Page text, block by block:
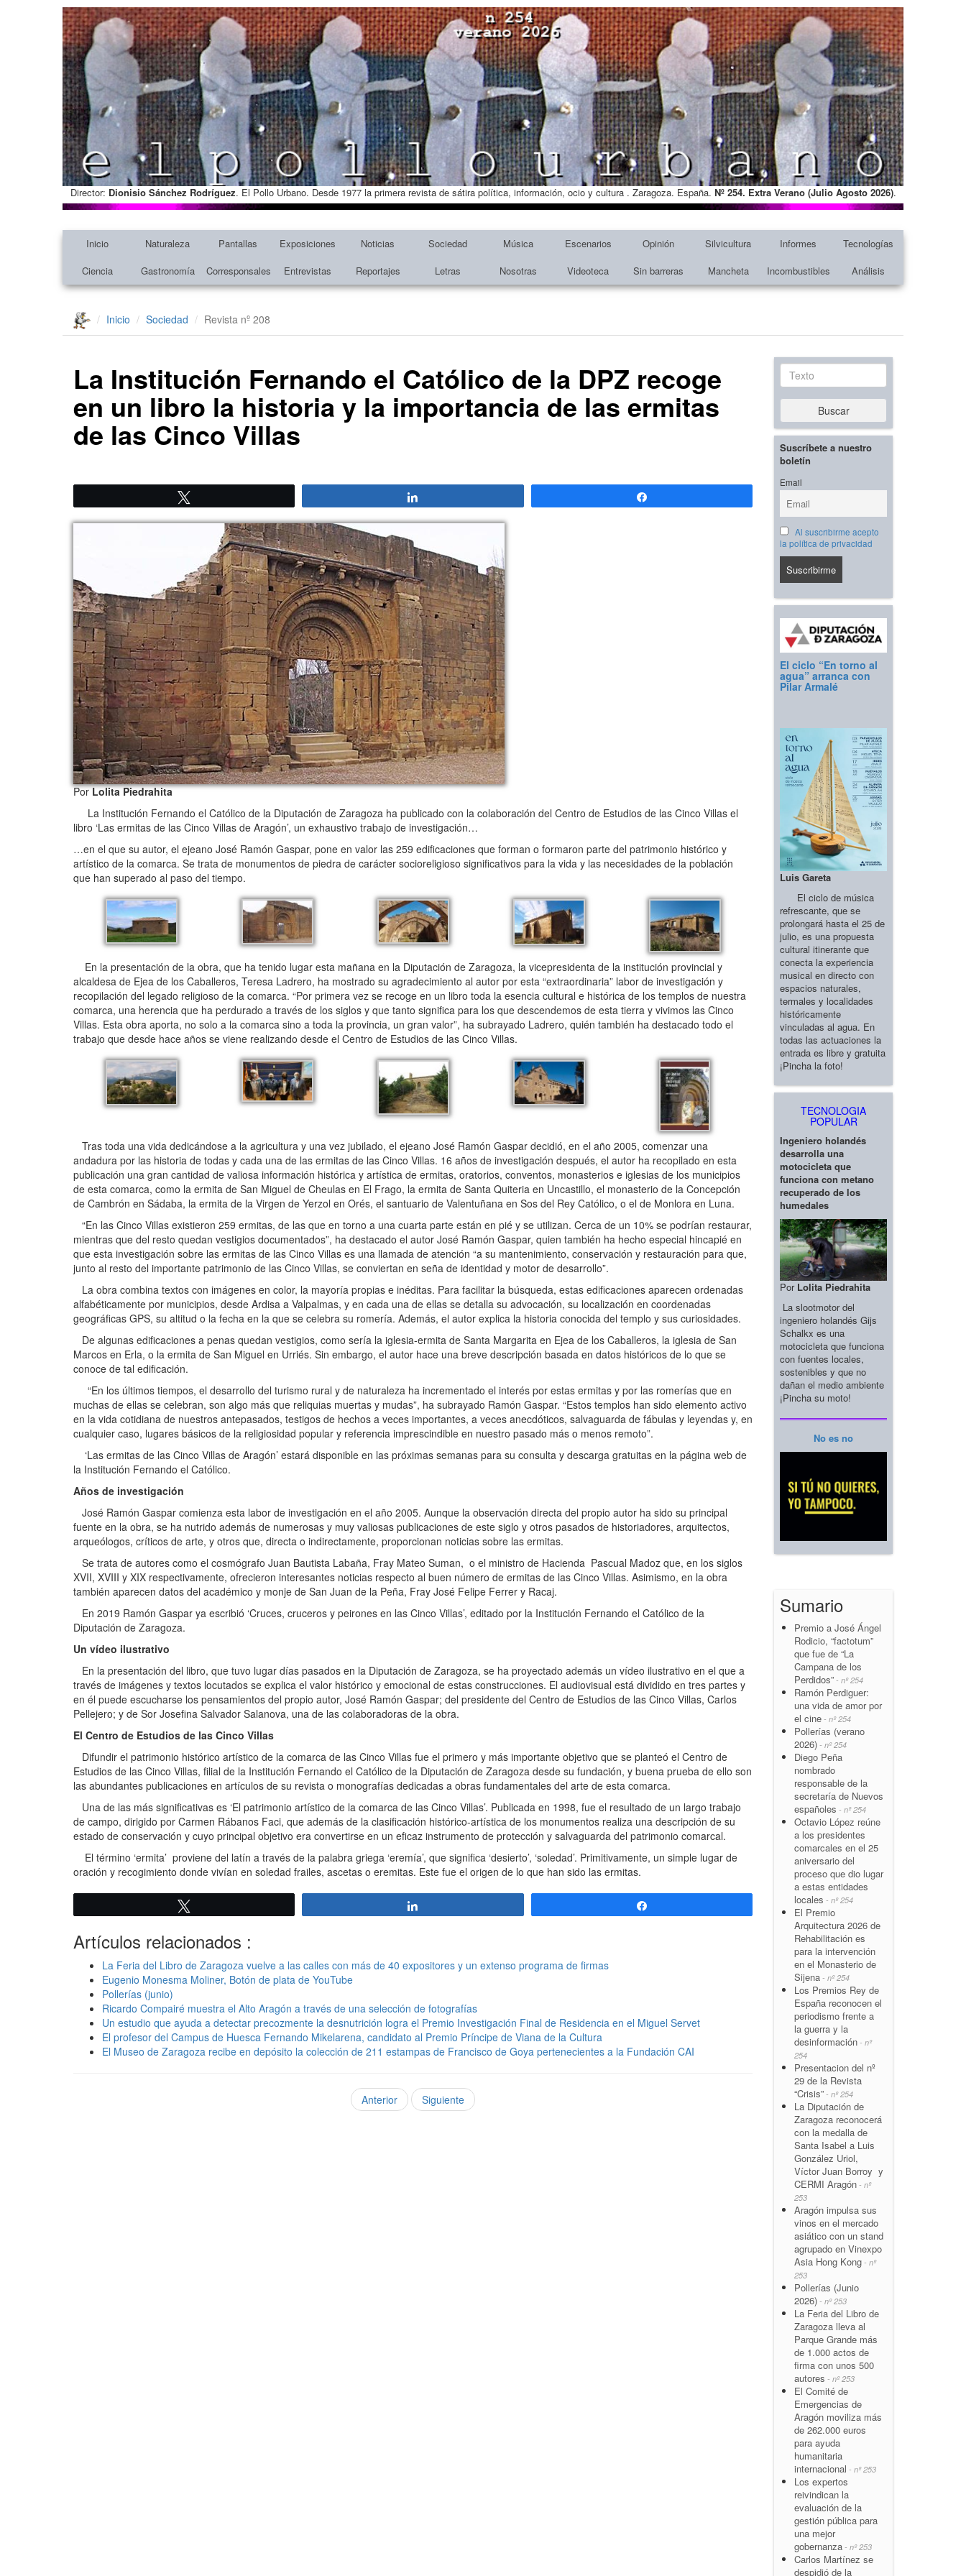
Director: Dionisio Sánchez Rodríguez. El Pollo Urbano. Desde 1977 la primera revista de sátira política, información, ocio y cultura . Zaragoza. España. Nº 254. Extra Verano (Julio Agosto 2026).
Inicio Naturaleza Pantallas Exposiciones Noticias Sociedad Música Escenarios Opinión Silvicultura Informes
Tecnologías
Ciencia
Gastronomía Corresponsales Entrevistas Reportajes Letras Nosotras Videoteca Sin barreras Mancheta Incombustibles Análisis
Inicio Sociedad Revista nº 208
La Institución Fernando el Católico de la DPZ recoge
en un libro la historia y la importancia de las ermitas
de las Cinco Villas
PorLolita Piedrahita
La Institución Fernando el Católico de la Diputación de Zaragoza ha publicado con la colaboración del Centro de Estudios de las Cinco Villas el
libro ‘Las ermitas de las Cinco Villas de Aragón’, un exhaustivo trabajo de investigación…
…en el que su autor, el ejeano José Ramón Gaspar, pone en valor las 259 edificaciones que forman o formaron parte del patrimonio histórico y
artístico de la comarca. Se trata de monumentos de piedra de carácter socioreligioso significativos para la vida y las necesidades de la población
que han superado al paso del tiempo.
En la presentación de la obra, que ha tenido lugar esta mañana en la Diputación de Zaragoza, la vicepresidenta de la institución provincial y
alcaldesa de Ejea de los Caballeros, Teresa Ladrero, ha mostrado su agradecimiento al autor por esta “extraordinaria” labor de investigación y
recopilación del legado religioso de la comarca. “Por primera vez se recoge en un libro toda la esencia cultural e histórica de los templos de nuestra
comarca, una herencia que ha perdurado a través de los siglos y que tanto significa para los que descendemos de esta tierra y vivimos las Cinco
Villas. Esta obra aporta, no solo a la comarca sino a toda la provincia, un gran valor”, ha subrayado Ladrero, quién también ha destacado todo el
trabajo que desde hace años se viene realizando desde el Centro de Estudios de las Cinco Villas.
Tras toda una vida dedicándose a la agricultura y una vez jubilado, el ejeano José Ramón Gaspar decidió, en el año 2005, comenzar una
andadura por las historia de todas y cada una de las ermitas de las Cinco Villas. 16 años de investigación después, el autor ha recopilado en esta
publicación una gran cantidad de valiosa información histórica y artística de ermitas, oratorios, conventos, monasterios e iglesias de los municipios
de esta comarca, como la ermita de San Miguel de Cheulas en El Frago, la ermita de Santa Quiteria en Uncastillo, el monasterio de la Concepción
de Cambrón en Sádaba, la ermita de la Virgen de Yerzol en Orés, el santuario de Valentuñana en Sos del Rey Católico, o el de Monlora en Luna.
“En las Cinco Villas existieron 259 ermitas, de las que en torno a una cuarta parte están en pié y se utilizan. Cerca de un 10% se podrían restaurar,
mientras que del resto quedan vestigios documentados”, ha destacado el autor José Ramón Gaspar, quien también ha hecho especial hincapié en
que esta investigación sobre las ermitas de las Cinco Villas es una llamada de atención “a su mantenimiento, conservación y restauración para que,
junto al resto del importante patrimonio de las Cinco Villas, se conviertan en seña de identidad y motor de desarrollo”.
La obra combina textos con imágenes en color, la mayoría propias e inéditas. Para facilitar la búsqueda, estas edificaciones aparecen ordenadas
alfabéticamente por municipios, desde Ardisa a Valpalmas, y en cada una de ellas se detalla su advocación, su localización en coordenadas
geográficas GPS, su altitud o la fecha en la que se celebra su romería. Además, el autor explica la historia conocida del templo y sus curiosidades.
De algunas edificaciones a penas quedan vestigios, como sería la iglesia-ermita de Santa Margarita en Ejea de los Caballeros, la iglesia de San
Marcos en Erla, o la ermita de San Miguel en Urriés. Sin embargo, el autor hace una breve descripción basada en datos históricos de lo que se
conoce de tal edificación.
“En los últimos tiempos, el desarrollo del turismo rural y de naturaleza ha incrementado el interés por estas ermitas y por las romerías que en
muchas de ellas se celebran, son algo más que reliquias muertas y mudas”, ha subrayado Ramón Gaspar. “Estos templos han sido elemento activo
en la vida cotidiana de nuestros antepasados, testigos de hechos a veces importantes, a veces anecdóticos, salvaguarda de fábulas y leyendas y, en
cualquier caso, lugares básicos de la religiosidad popular y referencia imprescindible en nuestro pasado más o menos remoto”.
‘Las ermitas de las Cinco Villas de Aragón’ estará disponible en las próximas semanas para su consulta y descarga gratuitas en la página web de
la Institución Fernando el Católico.
Años de investigación
José Ramón Gaspar comienza esta labor de investigación en el año 2005. Aunque la observación directa del propio autor ha sido su principal
fuente en la obra, se ha nutrido además de numerosas y muy valiosas publicaciones de este siglo y otros pasados de historiadores, arquitectos,
arqueólogos, críticos de arte, y otros que, directa o indirectamente, proporcionan noticias sobre las ermitas.
Se trata de autores como el cosmógrafo Juan Bautista Labaña, Fray Mateo Suman, o el ministro de Hacienda Pascual Madoz que, en los siglos
XVII, XVIII y XIX respectivamente, ofrecieron interesantes noticias respecto al buen número de ermitas de las Cinco Villas. Asimismo, en la obra
también aparecen datos del académico y monje de San Juan de la Peña, Fray José Felipe Ferrer y Racaj.
En 2019 Ramón Gaspar ya escribió ‘Cruces, cruceros y peirones en las Cinco Villas’, editado por la Institución Fernando el Católico de la
Diputación de Zaragoza.
Un vídeo ilustrativo
En la presentación del libro, que tuvo lugar días pasados en la Diputación de Zaragoza, se ha proyectado además un vídeo ilustrativo en el que a
través de imágenes y textos locutados se explica el valor histórico y emocional de estas construcciones. El audiovisual está dividido en tres partes y
en él puede escucharse los pensamientos del propio autor, José Ramón Gaspar; del presidente del Centro de Estudios de las Cinco Villas, Carlos
Pellejero; y de Sor Josefina Salvador Salanova, una de las colaboradoras de la obra.
El Centro de Estudios de las Cinco Villas
Difundir el patrimonio histórico artístico de la comarca de las Cinco Villas fue el primero y más importante objetivo que se planteó el Centro de
Estudios de las Cinco Villas, filial de la Institución Fernando el Católico de la Diputación de Zaragoza desde su fundación, y buena prueba de ello son
las abundantes publicaciones en artículos de su revista o monografías dedicadas a obras fundamentales del arte de esta comarca.
Una de las más significativas es ‘El patrimonio artístico de la comarca de las Cinco Villas’. Publicada en 1998, fue el resultado de un largo trabajo
de campo, dirigido por Carmen Rábanos Faci, que además de la clasificación histórico-artística de los monumentos realiza una descripción de su
estado de conservación y cuyo principal objetivo era convertirse en un eficaz instrumento de protección y salvaguarda del patrimonio comarcal.
El término ‘ermita’ proviene del latín a través de la palabra griega ‘eremía’, que significa ‘desierto’, ‘soledad’. Primitivamente, un simple lugar de
oración y recogimiento donde vivían en soledad frailes, ascetas o eremitas. Este fue el origen de lo que han sido las ermitas.
Artículos relacionados :
La Feria del Libro de Zaragoza vuelve a las calles con más de 40 expositores y un extenso programa de firmas
Eugenio Monesma Moliner, Botón de plata de YouTube
Pollerías (junio)
Ricardo Compairé muestra el Alto Aragón a través de una selección de fotografías
Un estudio que ayuda a detectar precozmente la desnutrición logra el Premio Investigación Final de Residencia en el Miguel Servet
El profesor del Campus de Huesca Fernando Mikelarena, candidato al Premio Príncipe de Viana de la Cultura
El Museo de Zaragoza recibe en depósito la colección de 211 estampas de Francisco de Goya pertenecientes a la Fundación CAI
Anterior Siguiente
Texto
Buscar
Suscríbete a nuestro
boletín
Email
Al suscribirme acepto
la política de privacidad
El ciclo “En torno al
agua” arranca con
Pilar Armalé
Luis Gareta
El ciclo de música
refrescante, que se
prolongará hasta el 25 de
julio, es una propuesta
cultural itinerante que
conecta la experiencia
musical en directo con
espacios naturales,
termales y localidades
históricamente
vinculadas al agua. En
todas las actuaciones la
entrada es libre y gratuita
¡Pincha la foto!
TECNOLOGIA
POPULAR
Ingeniero holandés
desarrolla una
motocicleta que
funciona con metano
recuperado de los
humedales
Por Lolita Piedrahita
La slootmotor del
ingeniero holandés Gijs
Schalkx es una
motocicleta que funciona
con fuentes locales,
sostenibles y que no
dañan el medio ambiente
¡Pincha su moto!
No es no
Sumario
Premio a José Ángel
Rodicio, “factotum”
que fue de “La
Campana de los
Perdidos” - nº 254
Ramón Perdiguer:
una vida de amor por
el cine - nº 254
Pollerías (verano
2026) - nº 254
Diego Peña
nombrado
responsable de la
secretaría de Nuevos
españoles - nº 254
Octavio López reúne
a los presidentes
comarcales en el 25
aniversario del
proceso que dio lugar
a estas entidades
locales - nº 254
El Premio
Arquitectura 2026 de
Rehabilitación es
para la intervención
en el Monasterio de
Sijena - nº 254
Los Premios Rey de
España reconocen el
periodismo frente a
la guerra y la
desinformación - nº
254
Presentacion del nº
29 de la Revista
“Crisis” - nº 254
La Diputación de
Zaragoza reconocerá
con la medalla de
Santa Isabel a Luis
González Uriol,
Víctor Juan Borroy y
CERMI Aragón - nº
253
Aragón impulsa sus
vinos en el mercado
asiático con un stand
agrupado en Vinexpo
Asia Hong Kong - nº
253
Pollerías (Junio
2026) - nº 253
La Feria del Libro de
Zaragoza lleva al
Parque Grande más
de 1.000 actos de
firma con unos 500
autores - nº 253
El Comité de
Emergencias de
Aragón moviliza más
de 262.000 euros
para ayuda
humanitaria
internacional - nº 253
Los expertos
reivindican la
evaluación de la
gestión pública para
una mejor
gobernanza - nº 253
Carlos Martínez se
despidió de la